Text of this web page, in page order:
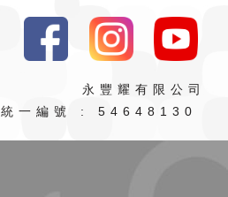
永豐耀有限公司
統一編號 : 54648130